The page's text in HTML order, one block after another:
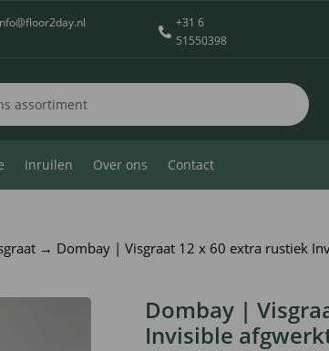

+31 6
51550398
Inruilen Over ons Contact
→ Dombay | Visgraat 12 x 60 extra rustiek
Dombay |
Invisible